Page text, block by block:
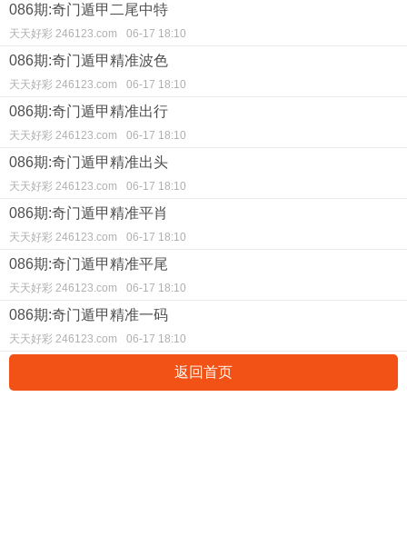
086期:奇门遁甲二尾中特
天天好彩 246123.com 06-17 18:10
086期:奇门遁甲精准波色
天天好彩 246123.com 06-17 18:10
086期:奇门遁甲精准出行
天天好彩 246123.com 06-17 18:10
086期:奇门遁甲精准出头
天天好彩 246123.com 06-17 18:10
086期:奇门遁甲精准平肖
天天好彩 246123.com 06-17 18:10
086期:奇门遁甲精准平尾
天天好彩 246123.com 06-17 18:10
086期:奇门遁甲精准一码
天天好彩 246123.com 06-17 18:10
返回首页